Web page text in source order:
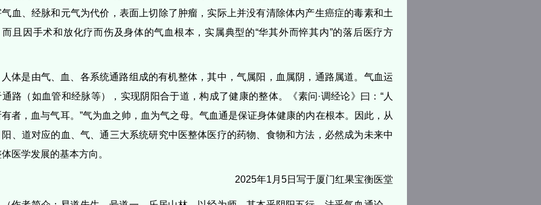
气血、经脉和元气为代价，表面上切除了肿瘤，实际上并没有清除体内产生癌症的毒素和土
而且因手术和放化疗而伤及身体的气血根本，实属典型的“华其外而悴其内”的落后医疗方
人体是由气、血、各系统通路组成的有机整体，其中，气属阳，血属阴，通路属道。气血运
路（如血管和经脉等），实现阴阳合于道，构成了健康的整体。《素问·调经论》曰：“人
者，血与气耳。”气为血之帅，血为气之母。气血通是保证身体健康的内在根本。因此，从
阳、道对应的血、气、通三大系统研究中医整体医疗的药物、食物和方法，必然成为未来中
医学发展的基本方向。
2025年1月5日写于厦门红果宝衡医堂